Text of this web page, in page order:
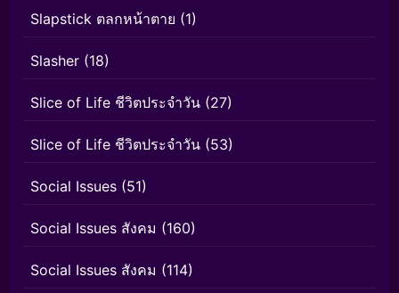
Slapstick ตลกหน้าตาย (1)
Slasher (18)
Slice of Life ชีวิตประจำวัน (27)
Slice of Life ชีวิตประจำวัน (53)
Social Issues (51)
Social Issues สังคม (160)
Social Issues สังคม (114)